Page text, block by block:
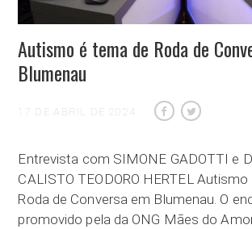
Autismo é tema de Roda de
Blumenau
17 DE ABRIL DE 2024
Entrevista com SIMONE GADOTTI e
CALISTO TEODORO HERTEL
Roda de Conversa em Blumenau. O
promovido pela da ONG Mães do